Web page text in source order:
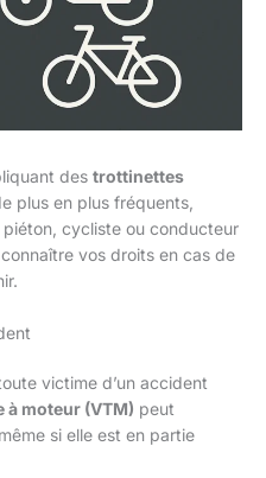
des trottinettes
plus en plus fréquents,
cycliste ou conducteur
vos droits en cas de
toute victime d’un accident
moteur (VTM) peut
si elle est en partie